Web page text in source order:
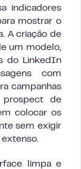
indicadores
mostrar o
A criação de
um modelo,
do LinkedIn
com
campanhas
prospect de
colocar os
sem exigir
limpa e